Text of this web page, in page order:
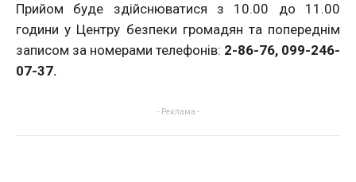
Прийом буде здійснюватися з 10.00 до 11.00
години у Центру безпеки громадян та попереднім
записом за номерами телефонів: 2-86-76, 099-246-
07-37.
- Реклама -